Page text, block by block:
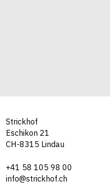
Strickhof
Eschikon 21
CH-8315 Lindau
+41 58 105 98 00
info@strickhof.ch